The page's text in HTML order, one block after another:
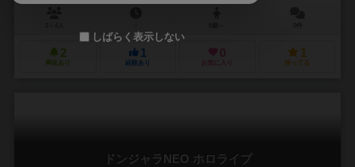
2
興味あり
1
経験あり
0
お気に入り
1
持ってる
ドンジャラNEO ホロライブ
しばらく表示しない